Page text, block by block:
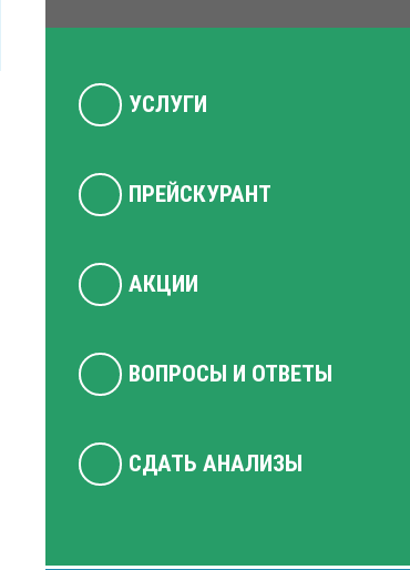
УСЛУГИ
ПРЕЙСКУРАНТ
АКЦИИ
ВОПРОСЫ И ОТВЕТЫ
СДАТЬ АНАЛИЗЫ